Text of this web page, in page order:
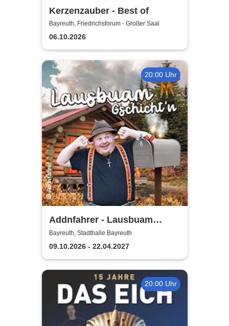
Kerzenzauber - Best of
Bayreuth, Friedrichsforum - Großer Saal
06.10.2026
20:00 Uhr
Addnfahrer - Lausbuam
Gschicht'n
Bayreuth, Stadthalle Bayreuth
09.10.2026 - 22.04.2027
20:00 Uhr